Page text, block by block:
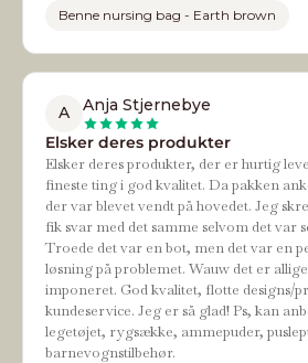
Benne nursing bag - Earth brown
A
Anja Stjernebye
Elsker deres produkter
Elsker deres produkter, der er hurtig
fineste ting i god kvalitet. Da pakken
der var blevet vendt på hovedet. Jeg
fik svar med det samme selvom det var
Troede det var en bot, men det var en
løsning på problemet. Wauw det er
imponeret. God kvalitet, flotte designs/
kundeservice. Jeg er så glad! Ps, kan
legetøjet, rygsække, ammepuder,
barnevognstilbehør.